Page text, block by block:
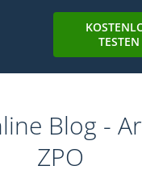
TESTEN
Blog -
ZPO